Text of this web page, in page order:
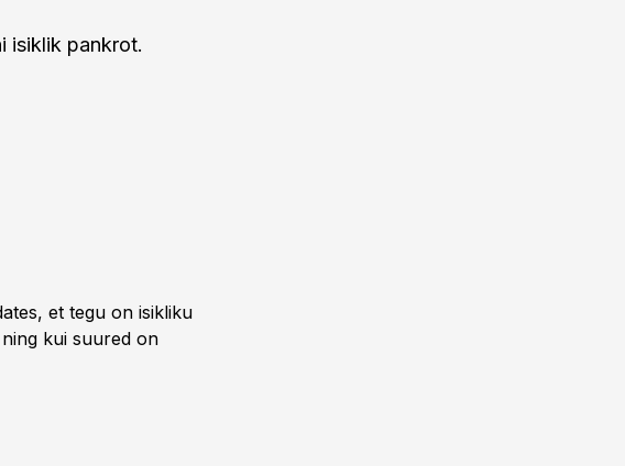
isiklik pankrot.
et tegu on isikliku
kui suured on